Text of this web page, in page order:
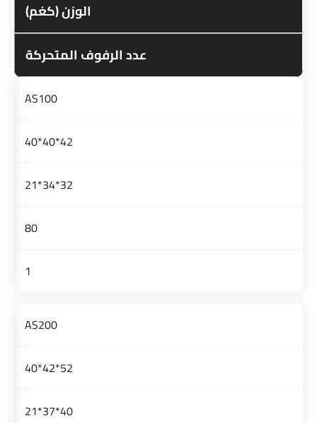
الوزن (كغم)
عدد الرفوف المتحركة
AS100
42*40*40
32*34*21
80
1
AS200
52*42*40
40*37*21